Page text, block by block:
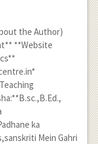
the Author)
**Website
ka
Mein Gahri